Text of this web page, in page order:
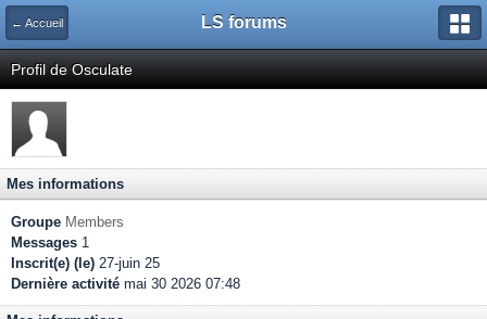
← Accueil LS forums
Profil de Osculate
Mes informations
Groupe Members
Messages 1
Inscrit(e) (le) 27-juin 25
Dernière activité mai 30 2026 07:48